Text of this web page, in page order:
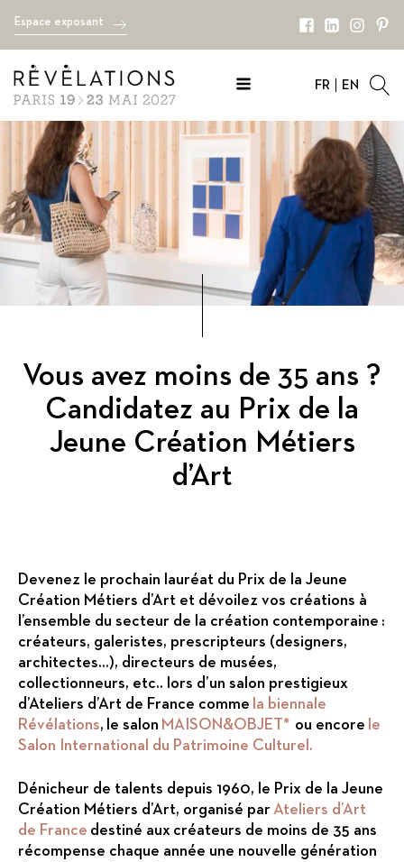
Espace exposant
FR EN
Vous avez moins de 35 ans ?
Candidatez au Prix de la
Jeune Création Métiers
d’Art
Devenez le prochain lauréat du Prix de la Jeune
Création Métiers d’Art et dévoilez vos créations à
l’ensemble du secteur de la création contemporaine :
créateurs, galeristes, prescripteurs (designers,
architectes…), directeurs de musées,
collectionneurs, etc.. lors d’un salon prestigieux
d’Ateliers d’Art de France comme la biennale
Révélations, le salon MAISON&OBJET* ou encore le
Salon International du Patrimoine Culturel.
Dénicheur de talents depuis 1960, le Prix de la Jeune
Création Métiers d’Art, organisé par Ateliers d’Art
de France destiné aux créateurs de moins de 35 ans
récompense chaque année une nouvelle génération